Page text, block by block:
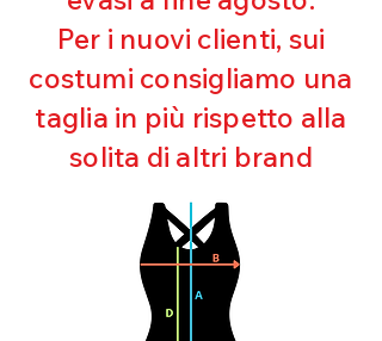
Ultra cloro resistente
Mantenimento della forma
Perfetta vestibilità
Asciugatura rapida
Bielastico
Per i nuovi clienti, sui
costumi consigliamo una
taglia in più rispetto alla
solita di altri brand